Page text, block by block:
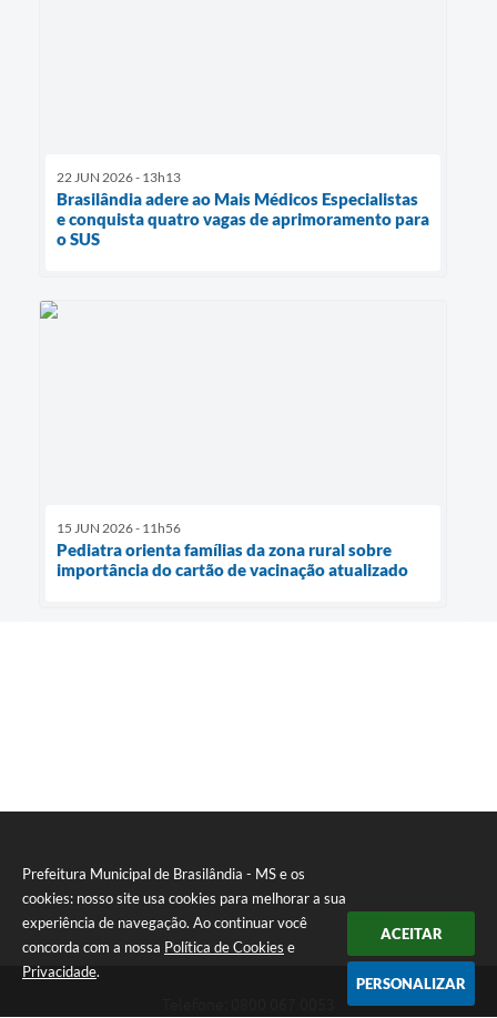
Prefeitura Municipal de Brasilândia - MS e os
cookies: nosso site usa cookies para melhorar a sua
experiência de navegação. Ao continuar você
concorda com a nossa Política de Cookies e
Privacidade.
ACEITAR
PERSONALIZAR
22 JUN 2026 - 13h13
Brasilândia adere ao Mais Médicos Especialistas
e conquista quatro vagas de aprimoramento para
o SUS
15 JUN 2026 - 11h56
Pediatra orienta famílias da zona rural sobre
importância do cartão de vacinação atualizado